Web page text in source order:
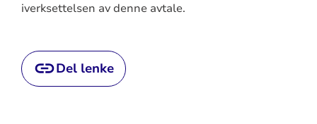
iverksettelsen av denne avtale.
Del lenke